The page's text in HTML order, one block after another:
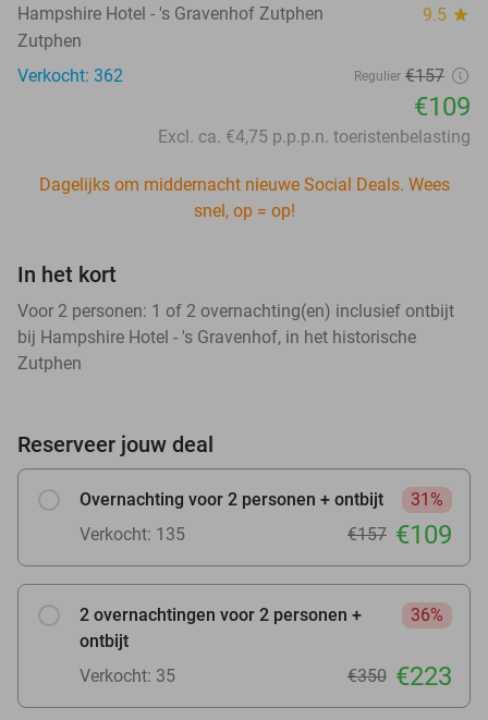
Hampshire Hotel - 's Gravenhof Zutphen 9.5 star
Zutphen
Verkocht: 362
Regulier €157
€109
Excl. ca. €4,75 p.p.p.n. toeristenbelasting
Dagelijks om middernacht nieuwe Social Deals. Wees
snel, op = op!
In het kort
Voor 2 personen: 1 of 2 overnachting(en) inclusief ontbijt
bij Hampshire Hotel - 's Gravenhof, in het historische
Zutphen
Reserveer jouw deal
Overnachting voor 2 personen + ontbijt
31%
Verkocht: 135
€157 €109
2 overnachtingen voor 2 personen +
ontbijt
36%
Verkocht: 35 €350 €223